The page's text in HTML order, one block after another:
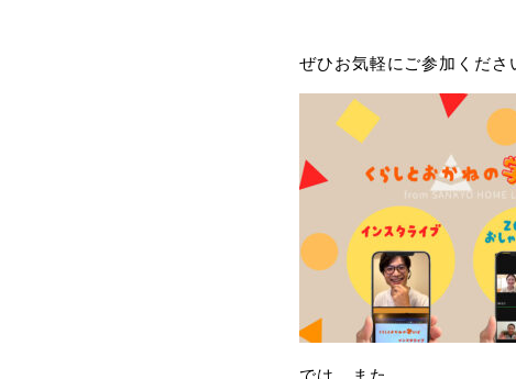
ぜひお気軽にご参加くださ
では、また。